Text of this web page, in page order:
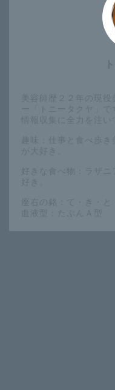
美容師歴２２年の現
ー「トニータクヤ」
情報収集に全力を注い
趣味：仕事と食べ歩
が大好き。
好きな食べ物：ラザ
好き。
座右の銘：て・き・
血液型：たぶんＡ型